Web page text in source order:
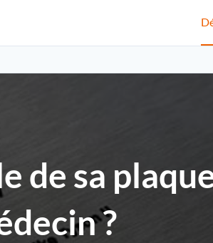
de sa
?